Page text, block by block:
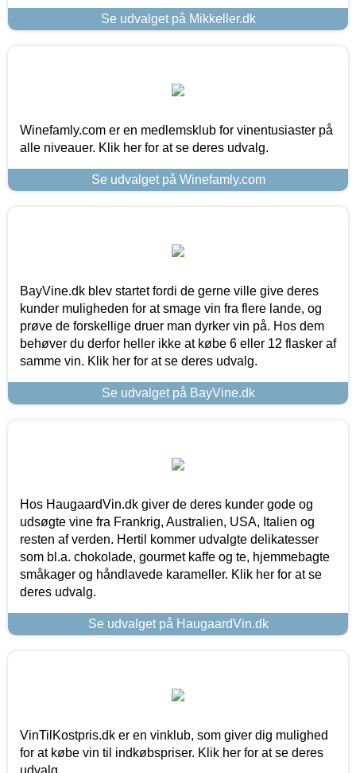
Se udvalget på Mikkeller.dk
Winefamly.com er en medlemsklub for vinentusiaster på
alle niveauer. Klik her for at se deres udvalg.
Se udvalget på Winefamly.com
BayVine.dk blev startet fordi de gerne ville give deres
kunder muligheden for at smage vin fra flere lande, og
prøve de forskellige druer man dyrker vin på. Hos dem
behøver du derfor heller ikke at købe 6 eller 12 flasker af
samme vin. Klik her for at se deres udvalg.
Se udvalget på BayVine.dk
Hos HaugaardVin.dk giver de deres kunder gode og
udsøgte vine fra Frankrig, Australien, USA, Italien og
resten af verden. Hertil kommer udvalgte delikatesser
som bl.a. chokolade, gourmet kaffe og te, hjemmebagte
småkager og håndlavede karameller. Klik her for at se
deres udvalg.
Se udvalget på HaugaardVin.dk
VinTilKostpris.dk er en vinklub, som giver dig mulighed
for at købe vin til indkøbspriser. Klik her for at se deres
udvalg.